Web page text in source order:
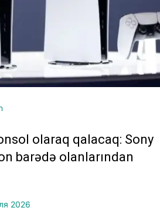
olaraq qalacaq: Sony
barədə olanlarından
2026